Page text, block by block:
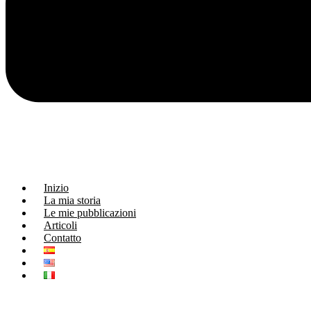
Inizio
La mia storia
Le mie pubblicazioni
Articoli
Contatto